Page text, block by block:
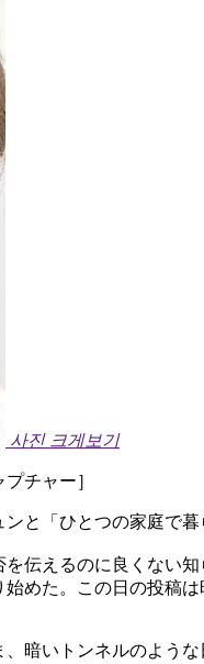
사진 크게보기
チャー］
と「ひとつの家庭で
伝えるのに良くない
めた。この日の投稿は
暗いトンネルのよう